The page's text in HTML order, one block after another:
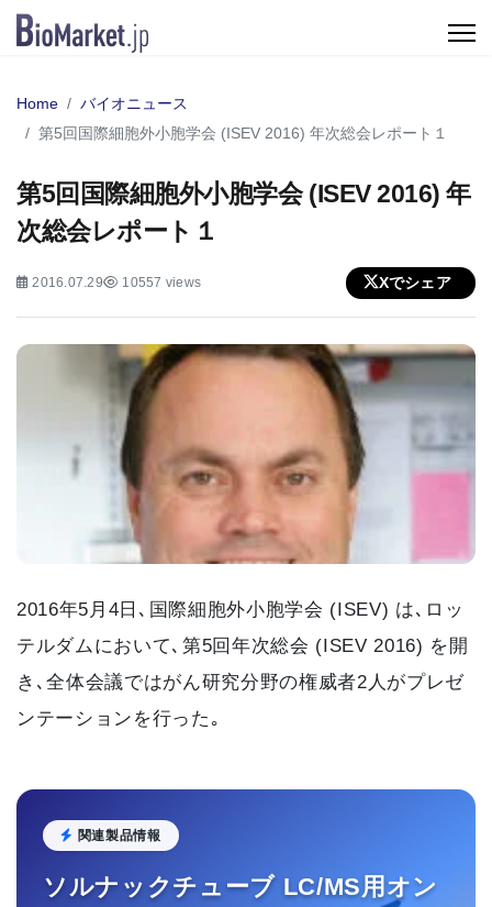
Home
バイオニュース
第5回国際細胞外小胞学会 (ISEV 2016) 年次総会レポート１
第5回国際細胞外小胞学会 (ISEV 2016) 年
次総会レポート１
2016.07.29 10557 views Xでシェア
2016年5月4日､国際細胞外小胞学会 (ISEV) は､ロッ
テルダムにおいて､第5回年次総会 (ISEV 2016) を開
き､全体会議ではがん研究分野の権威者2人がプレゼ
ンテーションを行った｡
関連製品情報
ソルナックチューブ LC/MS用オン